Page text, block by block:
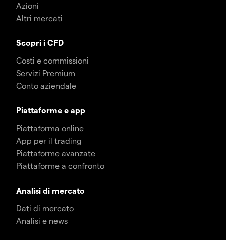
Azioni
Altri mercati
Scopri i CFD
Costi e commissioni
Servizi Premium
Conto aziendale
Piattaforme e app
Piattaforma online
App per il trading
Piattaforme avanzate
Piattaforme a confronto
Analisi di mercato
Dati di mercato
Analisi e news